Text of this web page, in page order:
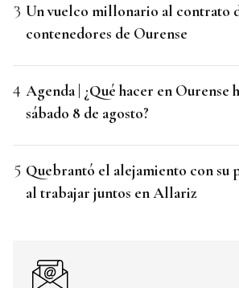
Un vuelco millonario al contrato
contenedores de Ourense
Agenda | ¿Qué hacer en Ourense
sábado 8 de agosto?
Quebrantó el alejamiento con su
al trabajar juntos en Allariz